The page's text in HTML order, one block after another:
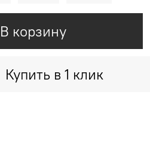
В корзину
Купить в 1 клик